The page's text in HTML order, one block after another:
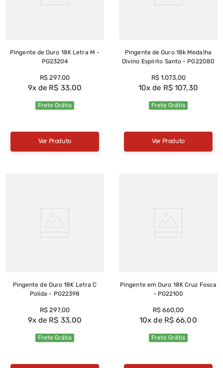
Pingente de Ouro 18K Letra M -
PG23204
R$ 297,00
9 R$ 33,00
Frete Grátis
Ver Produto
Pingente de Ouro 18k Medalha
Divino Espírito Santo - PG22080
R$ 1.073,00
10 R$ 107,30
Frete Grátis
Ver Produto
Pingente de Ouro 18K Letra C
Polida - PG22398
R$ 297,00
9 R$ 33,00
Frete Grátis
Pingente em Ouro 18K Cruz Fosca
- PG22100
R$ 660,00
10 R$ 66,00
Frete Grátis